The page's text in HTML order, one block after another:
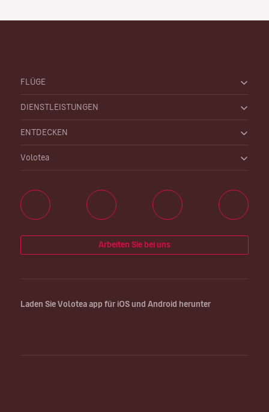
FLÜGE
DIENSTLEISTUNGEN
ENTDECKEN
Volotea
Arbeiten Sie bei uns
Laden Sie Volotea app für iOS und Android herunter